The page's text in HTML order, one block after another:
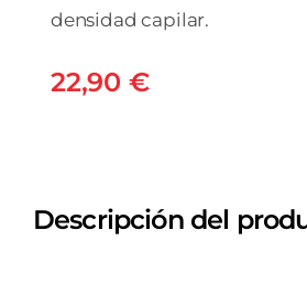
densidad capilar.
22,90 €
Descripción del